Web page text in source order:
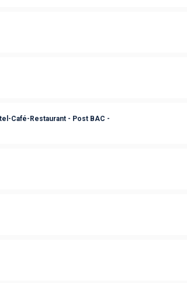
Café-Restaurant - Post BAC -